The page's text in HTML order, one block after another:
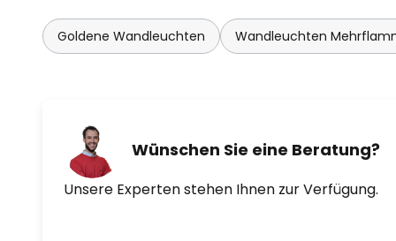
Goldene Wandleuchten Wandleuchten
Wünschen Sie eine Beratung?
Unsere Experten stehen Ihnen zur Verfügung.